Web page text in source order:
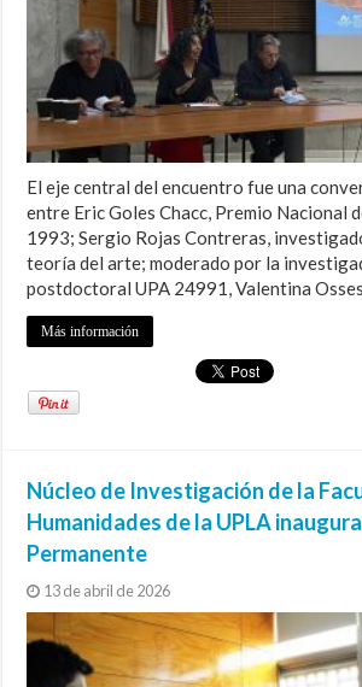
El eje central del encuentro fue una
entre Eric Goles Chacc, Premio Nacional
1993; Sergio Rojas Contreras,
teoría del arte; moderado por la
postdoctoral UPA 24991, Valentina
Más información
Núcleo de Investigación de la
Humanidades de la UPLA
Permanente
13 de abril de 2026